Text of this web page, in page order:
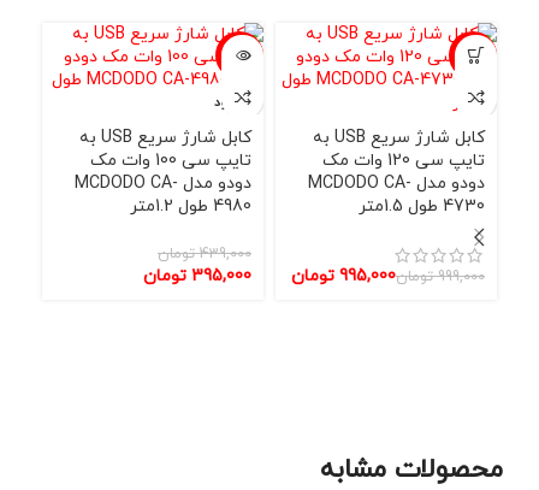
حراج
کابل شارژ سریع USB به
تایپ سی 120 وات مک
دودو مدل MCDODO CA-
4730 طول 1.5متر
999,000 تومان995,000 تومان
-10%
ناموجود
کابل شارژ سریع USB به
تایپ سی 100 وات مک
دودو مدل MCDODO CA-
4980 طول 1.2متر
439,000 تومان
395,000 تومان
محصولات مشابه